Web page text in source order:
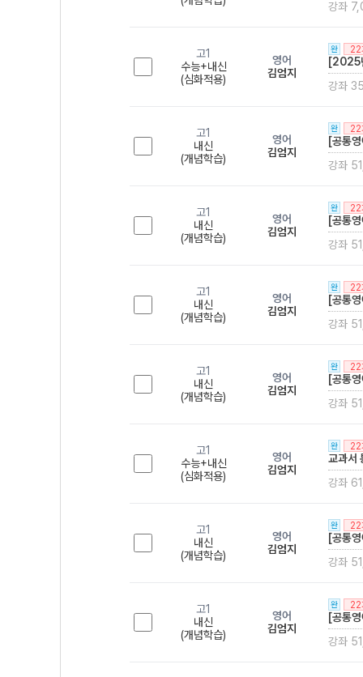
강좌
고1
수능+내신
(심화적용)
영어
김엄지
완 22
[2025
강좌
고1
내신
(개념학습)
영어
김엄지
완 22
[공통
강좌
고1
내신
(개념학습)
영어
김엄지
완 22
[공통
강좌
고1
내신
(개념학습)
영어
김엄지
완 22
[공통
강좌
고1
내신
(개념학습)
영어
김엄지
완 22
[공통
강좌
고1
수능+내신
(심화적용)
영어
김엄지
완 22
교과서
강좌
고1
내신
(개념학습)
영어
김엄지
완 22
[공통
강좌
고1
내신
(개념학습)
영어
김엄지
완 22
[공통
강좌